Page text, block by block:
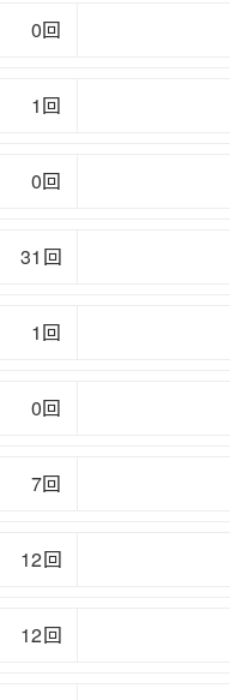
0回
1回
0回
31回
1回
0回
7回
12回
12回